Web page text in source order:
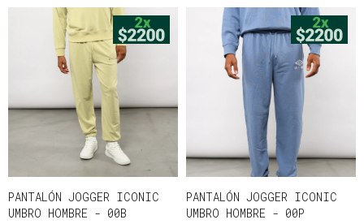
PANTALÓN JOGGER ICONIC
UMBRO HOMBRE - 00B
PANTALÓN JOGGER ICONIC
UMBRO HOMBRE - 00P